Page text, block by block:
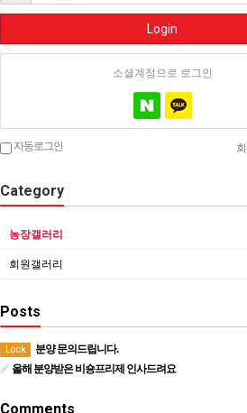
Login
소셜계정으로 로그인
자동로그인
Category
농장갤러리
회원갤러리
Posts
Lock 분양 문의드립니다.
올해 분양받은 비숑프리제 인사드려요
Comments